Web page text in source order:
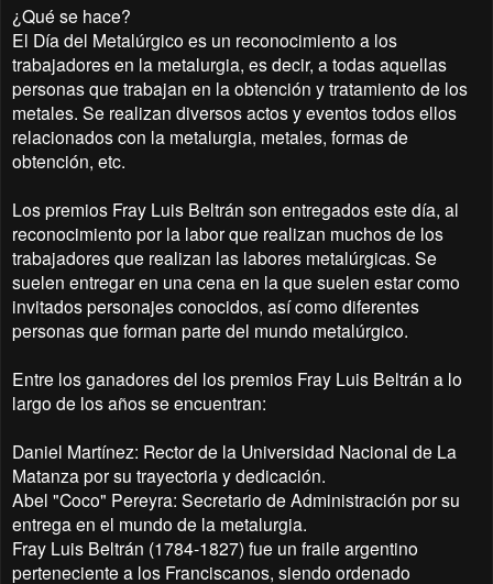
¿Qué se hace?
El Día del Metalúrgico es un reconocimiento a los
trabajadores en la metalurgia, es decir, a todas aquellas
personas que trabajan en la obtención y tratamiento de los
metales. Se realizan diversos actos y eventos todos ellos
relacionados con la metalurgia, metales, formas de
obtención, etc.
Los premios Fray Luis Beltrán son entregados este día, al
reconocimiento por la labor que realizan muchos de los
trabajadores que realizan las labores metalúrgicas. Se
suelen entregar en una cena en la que suelen estar como
invitados personajes conocidos, así como diferentes
personas que forman parte del mundo metalúrgico.
Entre los ganadores del los premios Fray Luis Beltrán a lo
largo de los años se encuentran:
Daniel Martínez: Rector de la Universidad Nacional de La
Matanza por su trayectoria y dedicación.
Abel "Coco" Pereyra: Secretario de Administración por su
entrega en el mundo de la metalurgia.
Fray Luis Beltrán (1784-1827) fue un fraile argentino
perteneciente a los Franciscanos, siendo ordenado